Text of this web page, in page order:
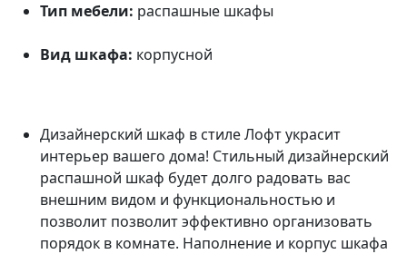
Тип мебели: распашные шкафы
Вид шкафа: корпусной
Дизайнерский шкаф в стиле Лофт украсит
интерьер вашего дома! Стильный дизайнерский
распашной шкаф будет долго радовать вас
внешним видом и функциональностью и
позволит позволит эффективно организовать
порядок в комнате. Наполнение и корпус шкафа